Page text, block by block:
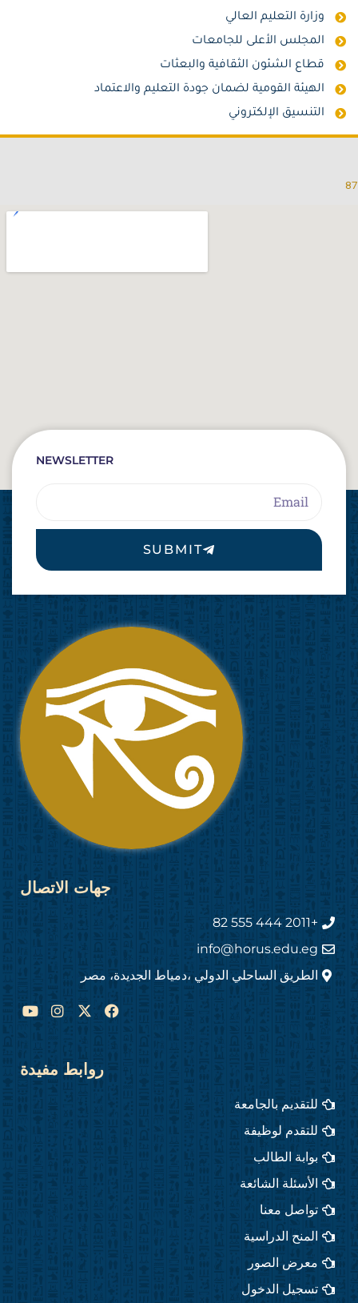
وزارة التعليم العالي
المجلس الأعلى للجامعات
قطاع الشئون الثقافية والبعثات
الهيئة القومية لضمان جودة التعليم والاعتماد
التنسيق الإلكتروني
87
NEWSLETTER
SUBMIT
جهات الاتصال
+2011 444 555 82
info@horus.edu.eg
الطريق الساحلي الدولي ،دمياط الجديدة، مصر
F
a
e
I
n
g
Y
o
u
b
e
روابط مفيدة
للتقديم بالجامعة
للتقدم لوظيفة
بوابة الطالب
الأسئلة الشائعة
تواصل معنا
المنح الدراسية
معرض الصور
تسجيل الدخول